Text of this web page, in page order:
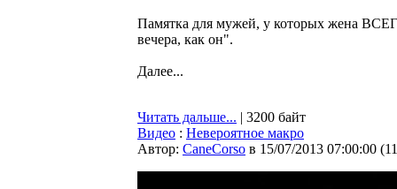
Памятка для мужей, у которых жена
вечера, как он".
Далее...
Читать дальше... | 3200 байт
Видео : Невероятное макро
Автор: CaneCorso в 15/07/2013 07:00:00 (